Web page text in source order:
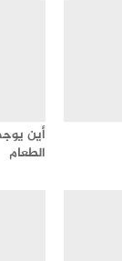
أين
الطعام